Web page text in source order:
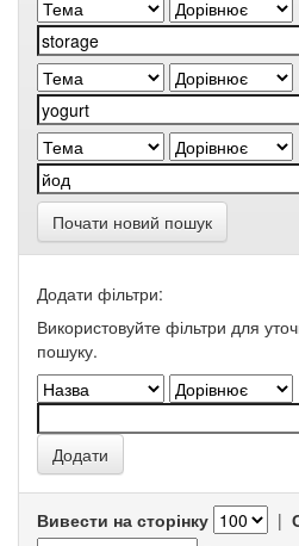
Почати новий пошук
Додати фільтри:
Використовуйте фільтри для
пошуку.
Вивести на сторінку |